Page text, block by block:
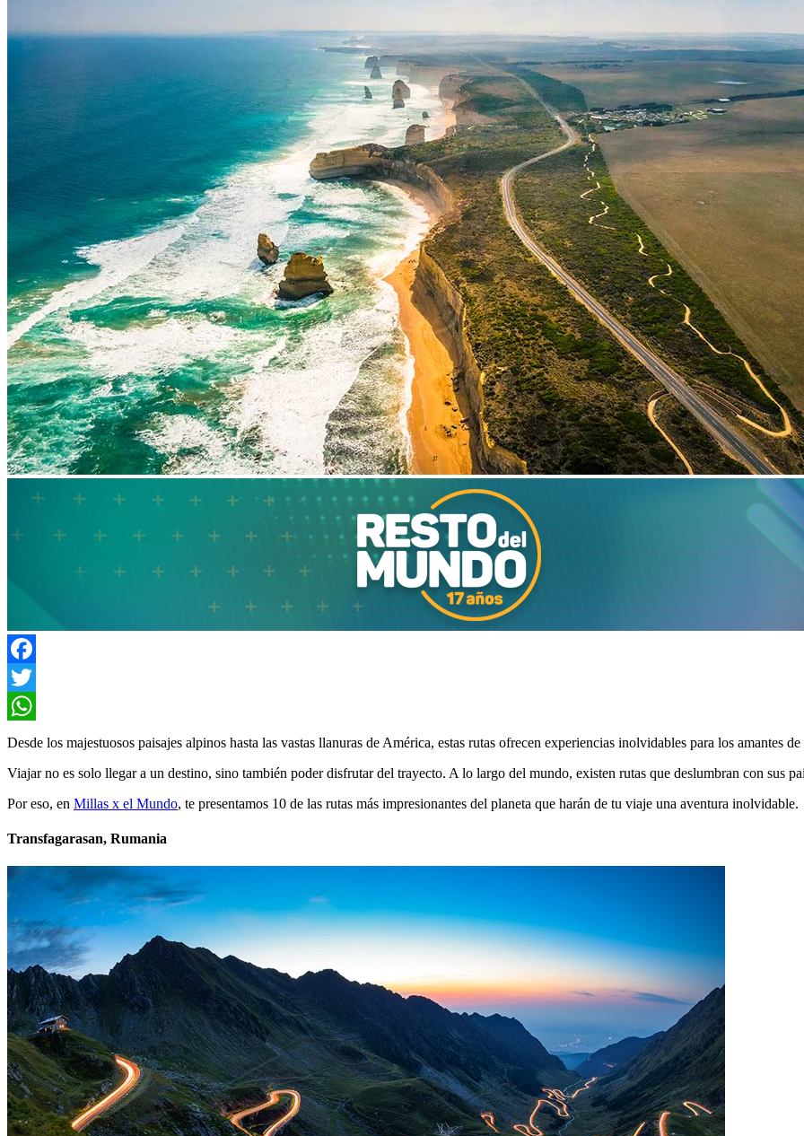
Facebook
Twitter
WhatsApp
Desde los majestuosos paisajes alpinos hasta las vastas llanuras de América, estas rutas ofrecen experiencias inolvidables para los amantes
Viajar no es solo llegar a un destino, sino también poder disfrutar del trayecto. A lo largo del mundo, existen rutas que deslumbran con sus
Por eso, en Millas x el Mundo, te presentamos 10 de las rutas más impresionantes del planeta que harán de tu viaje una aventura inolvidable.
Transfagarasan, Rumania